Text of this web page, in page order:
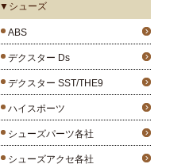
▼シューズ
ABS
デクスター Ds
デクスター SST/THE9
ハイスポーツ
シューズパーツ各社
シューズアクセ各社